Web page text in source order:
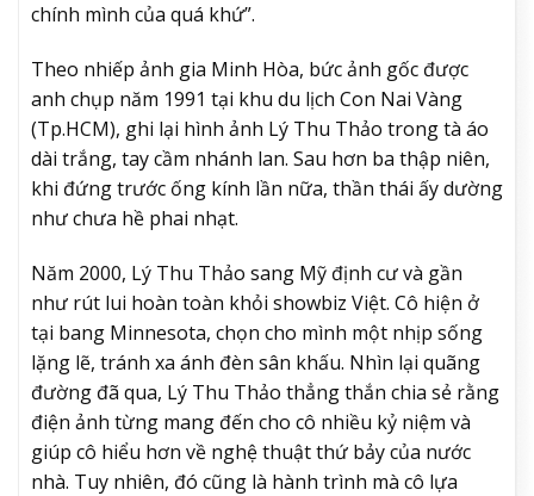
chính mình của quá khứ”.
Theo nhiếp ảnh gia Minh Hòa, bức ảnh gốc được
anh chụp năm 1991 tại khu du lịch Con Nai Vàng
(Tp.HCM), ghi lại hình ảnh Lý Thu Thảo trong tà áo
dài trắng, tay cầm nhánh lan. Sau hơn ba thập niên,
khi đứng trước ống kính lần nữa, thần thái ấy dường
như chưa hề phai nhạt.
Năm 2000, Lý Thu Thảo sang Mỹ định cư và gần
như rút lui hoàn toàn khỏi showbiz Việt. Cô hiện ở
tại bang Minnesota, chọn cho mình một nhịp sống
lặng lẽ, tránh xa ánh đèn sân khấu. Nhìn lại quãng
đường đã qua, Lý Thu Thảo thẳng thắn chia sẻ rằng
điện ảnh từng mang đến cho cô nhiều kỷ niệm và
giúp cô hiểu hơn về nghệ thuật thứ bảy của nước
nhà. Tuy nhiên, đó cũng là hành trình mà cô lựa